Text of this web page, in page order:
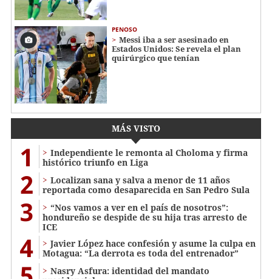
PENOSO
Messi iba a ser asesinado en
Estados Unidos: Se revela el plan
quirúrgico que tenían
MÁS VISTO
1
Independiente le remonta al Choloma y firma
histórico triunfo en Liga
2
Localizan sana y salva a menor de 11 años
reportada como desaparecida en San Pedro Sula
3
“Nos vamos a ver en el país de nosotros”:
hondureño se despide de su hija tras arresto de
ICE
4
Javier López hace confesión y asume la culpa en
Motagua: “La derrota es toda del entrenador”
Nasry Asfura: identidad del mandato